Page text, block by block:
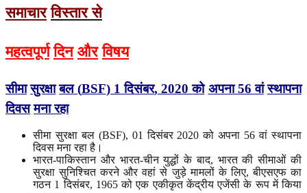
समाचार विस्तार से
महत्वपूर्ण दिन और विषय
सीमा सुरक्षा बल(BSF) 1दिसंबर, 2020को अपना56वां स्थापना
दिवस मना रहा
सीमा सुरक्षा बल (BSF), 01 दिसंबर 2020 को अपना 56 वां स्थापना
दिवस मना रहा है।
भारत-पाकिस्तान और भारत-चीन युद्धों के बाद, भारत की सीमाओं की
सुरक्षा सुनिश्चित करने और वहां से जुड़े मामलों के लिए, बीएसएफ का
गठन 1 दिसंबर, 1965 को एक एकीकृत केंद्रीय एजेंसी के रूप में किया